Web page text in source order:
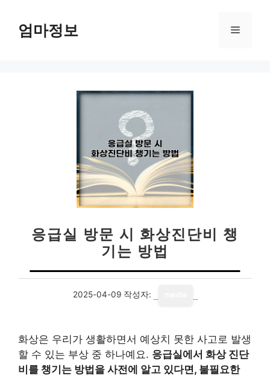
엄마정보 메
응급실 방문 시 화상진단비 챙
기는 방법
2025-04-09 작성자:
화상은 우리가 생활하면서 예상치 못한 사고로 발생
할 수 있는 부상 중 하나예요. 응급실에서 화상 진단
비를 챙기는 방법을 사전에 알고 있다면, 불필요한